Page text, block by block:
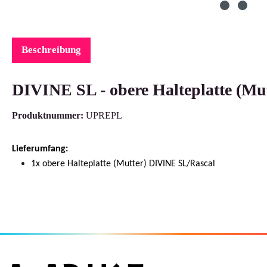
Beschreibung
DIVINE SL - obere Halteplatte
Produktnummer: UPREPL
Lieferumfang:
1x obere Halteplatte (Mutter) DIVINE SL/Rascal